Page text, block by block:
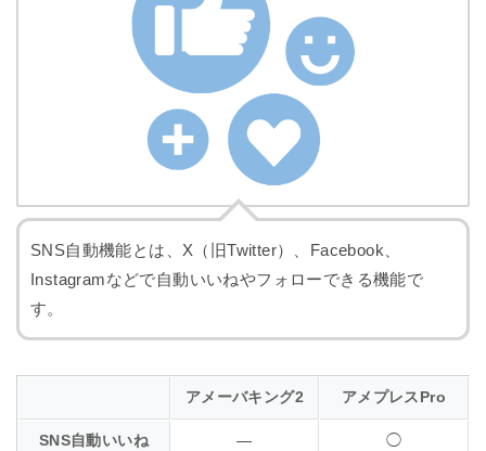
SNS自動機能とは、X（旧Twitter）、Facebook、
Instagramなどで自動いいねやフォローできる機能で
す。
アメーバキング2 アメプレスPro
SNS自動いいね ― ◯